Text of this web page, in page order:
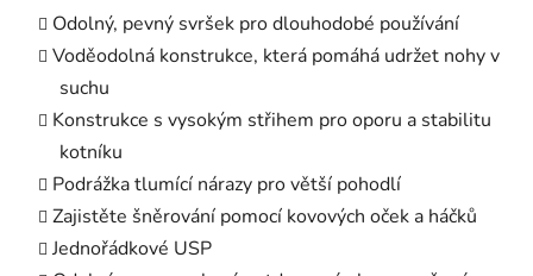
Odolný, pevný svršek pro dlouhodobé používání
Voděodolná konstrukce, která pomáhá udržet nohy v
suchu
Konstrukce s vysokým střihem pro oporu a stabilitu
kotníku
Podrážka tlumící nárazy pro větší pohodlí
Zajistěte šněrování pomocí kovových oček a háčků
Jednořádkové USP